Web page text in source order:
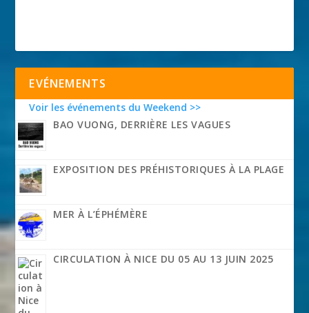
EVÉNEMENTS
Voir les événements du Weekend >>
BAO VUONG, DERRIÈRE LES VAGUES
EXPOSITION DES PRÉHISTORIQUES À LA PLAGE
MER À L’ÉPHÉMÈRE
CIRCULATION À NICE DU 05 AU 13 JUIN 2025